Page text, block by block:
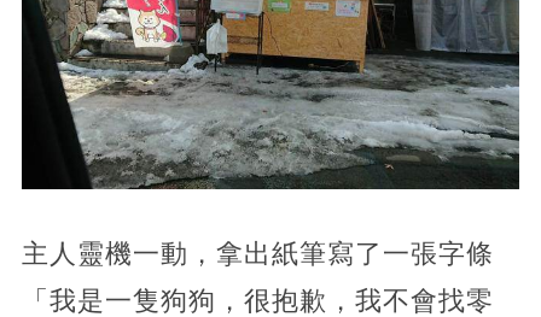
主人靈機一動，拿出紙筆寫了一張字條
「我是一隻狗狗，很抱歉，我不會找零